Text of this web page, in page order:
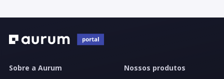
Sobre a Aurum
Nossos produtos